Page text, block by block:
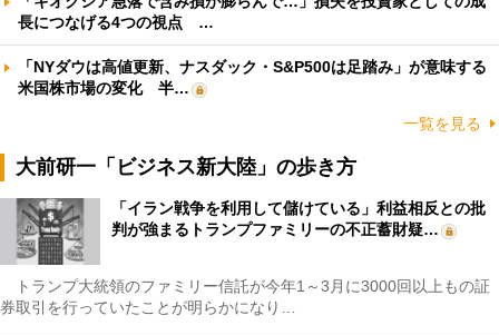
長につなげる4つの視点 …
「NYダウは高値更新、ナスダック・S&P500は足踏み」が意味する
米国株市場の変化 半…
一覧を見る
大前研一「ビジネス新大陸」の歩き方
「イラン戦争を利用して儲けている」利益相反との批
判が強まるトランプファミリーの不正蓄財疑…
トランプ大統領のファミリー信託が今年1～3月に3000回以上もの証
券取引を行っていたことが明らかになり…